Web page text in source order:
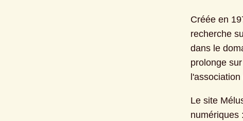
Créée en
recherche
dans le
prolonge
Le site
numériques